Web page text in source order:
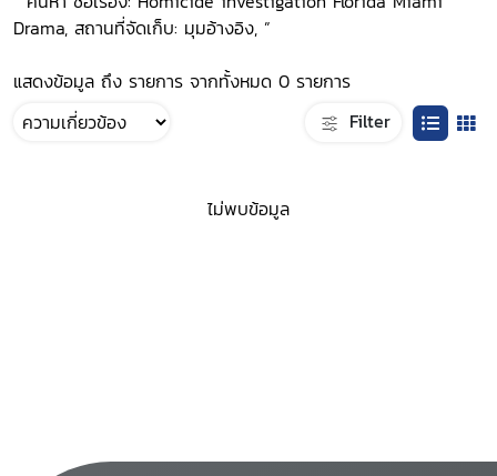
Drama, สถานที่จัดเก็บ: มุมอ้างอิง, ”
แสดงข้อมูล ถึง รายการ จากทั้งหมด 0 รายการ
Filter
ไม่พบข้อมูล